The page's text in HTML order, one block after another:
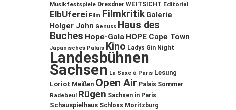
Musikfestspiele Dresdner WEITSICHT Editorial
ElbUferei Film Filmkritik Galerie
Holger John Genuss Haus des
Buches Hope-Gala HOPE Cape Town
Japanisches Palais Kino Ladys Gin Night
Landesbühnen
Sachsen La Saxe à Paris Lesung
Loriot Meißen Open Air Palais Sommer
Radebeul Rügen Sachsen in Paris
Schauspielhaus Schloss Moritzburg